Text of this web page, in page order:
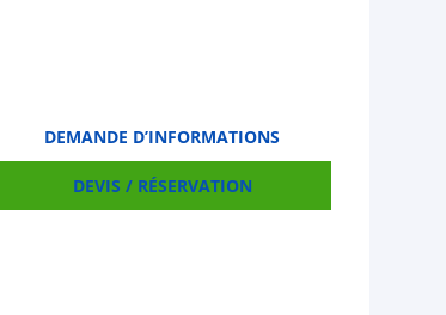
DEMANDE D’INFORMATIONS
DEVIS / RÉSERVATION